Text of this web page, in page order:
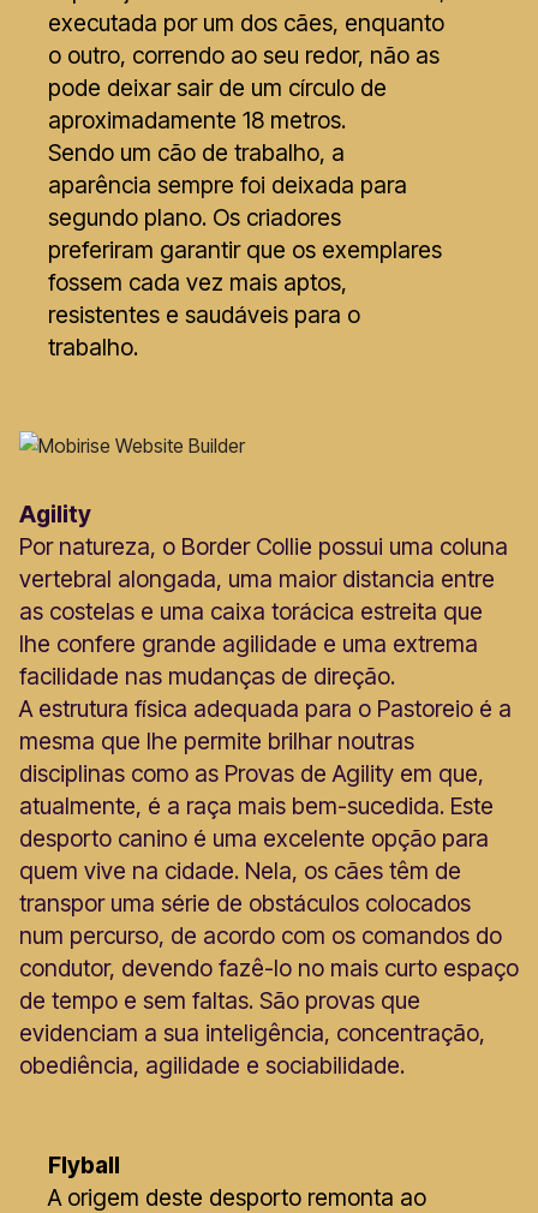
executada por um dos cães, enquanto
o outro, correndo ao seu redor, não as
pode deixar sair de um círculo de
aproximadamente 18 metros.
Sendo um cão de trabalho, a
aparência sempre foi deixada para
segundo plano. Os criadores
preferiram garantir que os exemplares
fossem cada vez mais aptos,
resistentes e saudáveis para o
trabalho.
Agility
Por natureza, o Border Collie possui uma coluna
vertebral alongada, uma maior distancia entre
as costelas e uma caixa torácica estreita que
lhe confere grande agilidade e uma extrema
facilidade nas mudanças de direção.
A estrutura física adequada para o Pastoreio é a
mesma que lhe permite brilhar noutras
disciplinas como as Provas de Agility em que,
atualmente, é a raça mais bem-sucedida. Este
desporto canino é uma excelente opção para
quem vive na cidade. Nela, os cães têm de
transpor uma série de obstáculos colocados
num percurso, de acordo com os comandos do
condutor, devendo fazê-lo no mais curto espaço
de tempo e sem faltas. São provas que
evidenciam a sua inteligência, concentração,
obediência, agilidade e sociabilidade.
Flyball
A origem deste desporto remonta ao